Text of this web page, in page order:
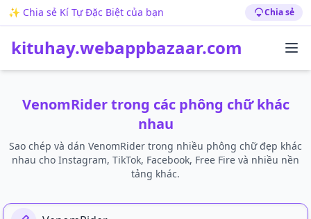
✨ Chia sẻ Kí Tự Đặc Biệt của bạn Chia sẻ
kituhay.webappbazaar.com
VenomRider trong các phông chữ khác
nhau
Sao chép và dán VenomRider trong nhiều phông chữ đẹp khác
nhau cho Instagram, TikTok, Facebook, Free Fire và nhiều nền
tảng khác.
Thêm Văn Bản Của Bạn Tại Đây